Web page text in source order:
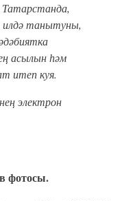
илдә танытуны,
асылын һәм
итеп куя.
электрон
фотосы.